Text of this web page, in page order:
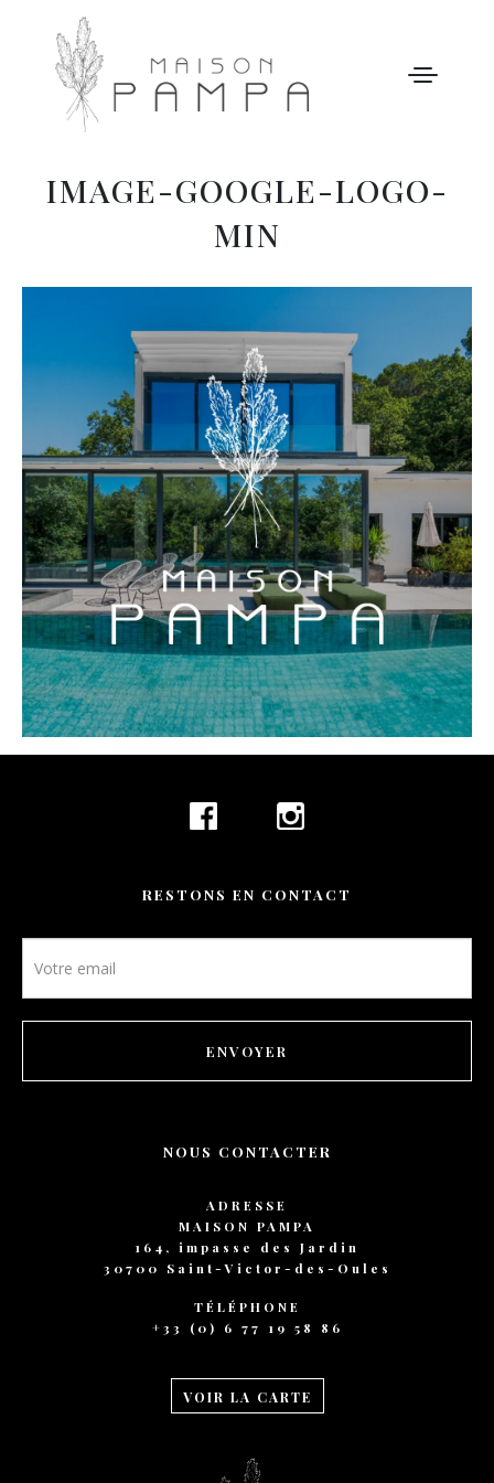
ACTIVITÉS
GALERIE
NOS TARIFS
CONTACT
RÉSERVATION
FR
IMAGE-GOOGLE-LOGO-
MIN
RESTONS EN CONTACT
Newsletter
footer
ENVOYER
NOUS CONTACTER
ADRESSE
MAISON PAMPA
164, impasse des Jardin
30700 Saint-Victor-des-Oules
TÉLÉPHONE
+33 (0) 6 77 19 58 86
VOIR LA CARTE